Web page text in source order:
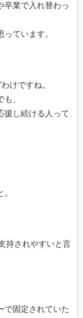
卒業で入れ替わっ
ています。
けですね。
、
援し続ける人って
持されやすいと言
で固定されていた